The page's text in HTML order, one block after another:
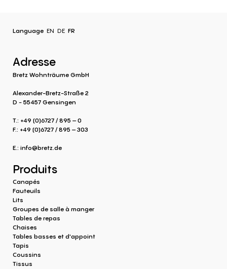
Language EN DE FR
Adresse
Bretz Wohnträume GmbH
Alexander-Bretz-Straße 2
D - 55457 Gensingen
T.: +49 (0)6727 / 895 – 0
F.: +49 (0)6727 / 895 – 303
E.: info@bretz.de
Produits
Canapés
Fauteuils
Lits
Groupes de salle à manger
Tables de repas
Chaises
Tables basses et d'appoint
Tapis
Coussins
Tissus